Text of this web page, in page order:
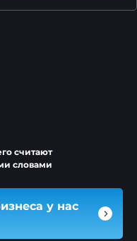
считают
словами
у нас